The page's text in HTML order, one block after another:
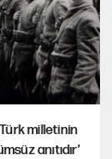
milletinin
anıtıdır’